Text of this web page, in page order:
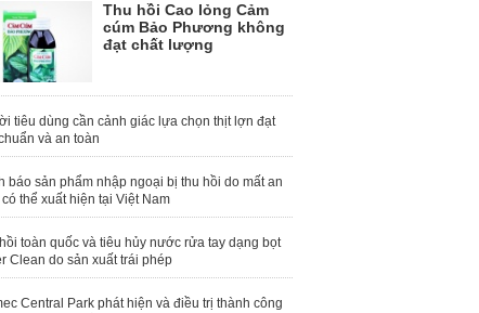
Thu hồi Cao lỏng Cảm
cúm Bảo Phương không
đạt chất lượng
tiêu dùng cần cảnh giác lựa chọn thịt lợn đạt
và an toàn
báo sản phẩm nhập ngoại bị thu hồi do mất an
thể xuất hiện tại Việt Nam
toàn quốc và tiêu hủy nước rửa tay dạng bọt
Clean do sản xuất trái phép
Central Park phát hiện và điều trị thành công